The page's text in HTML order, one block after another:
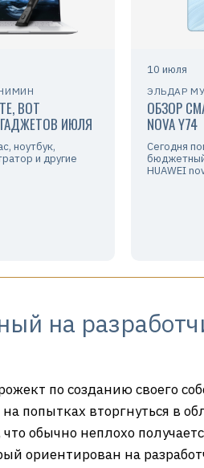
ВОТ
ИЮЛЯ
ноутбук,
и другие
10 июля
ЭЛЬДАР
ОБЗОР
NOVA Y74
Сегодня
HUAWEI
на
по созданию своего
попытках вторгнуться в
обычно неплохо
ориентирован на